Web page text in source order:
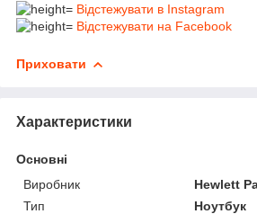
Відстежувати в Instagram
Відстежувати на Facebook
Приховати
Характеристики
Основні
Виробник
Hewlett
Тип
Ноутбук